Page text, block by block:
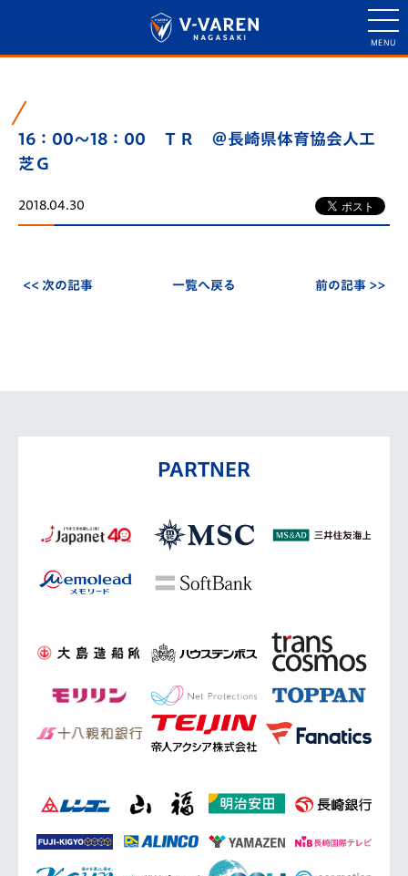
16：00～18：00 ＴＲ ＠長崎県体育協会人工
芝Ｇ
2018.04.30
<< 次の記事 一覧へ戻る 前の記事 >>
PARTNER